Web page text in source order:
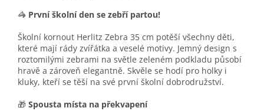
🦓 První školní den se zebří partou!
Školní kornout Herlitz Zebra 35 cm potěší všechny děti,
které mají rády zvířátka a veselé motivy. Jemný design s
roztomilými zebrami na světle zeleném podkladu působí
hravě a zároveň elegantně. Skvěle se hodí pro holky i
kluky, kteří se těší na své první školní dobrodružství.
🎁 Spousta místa na překvapení